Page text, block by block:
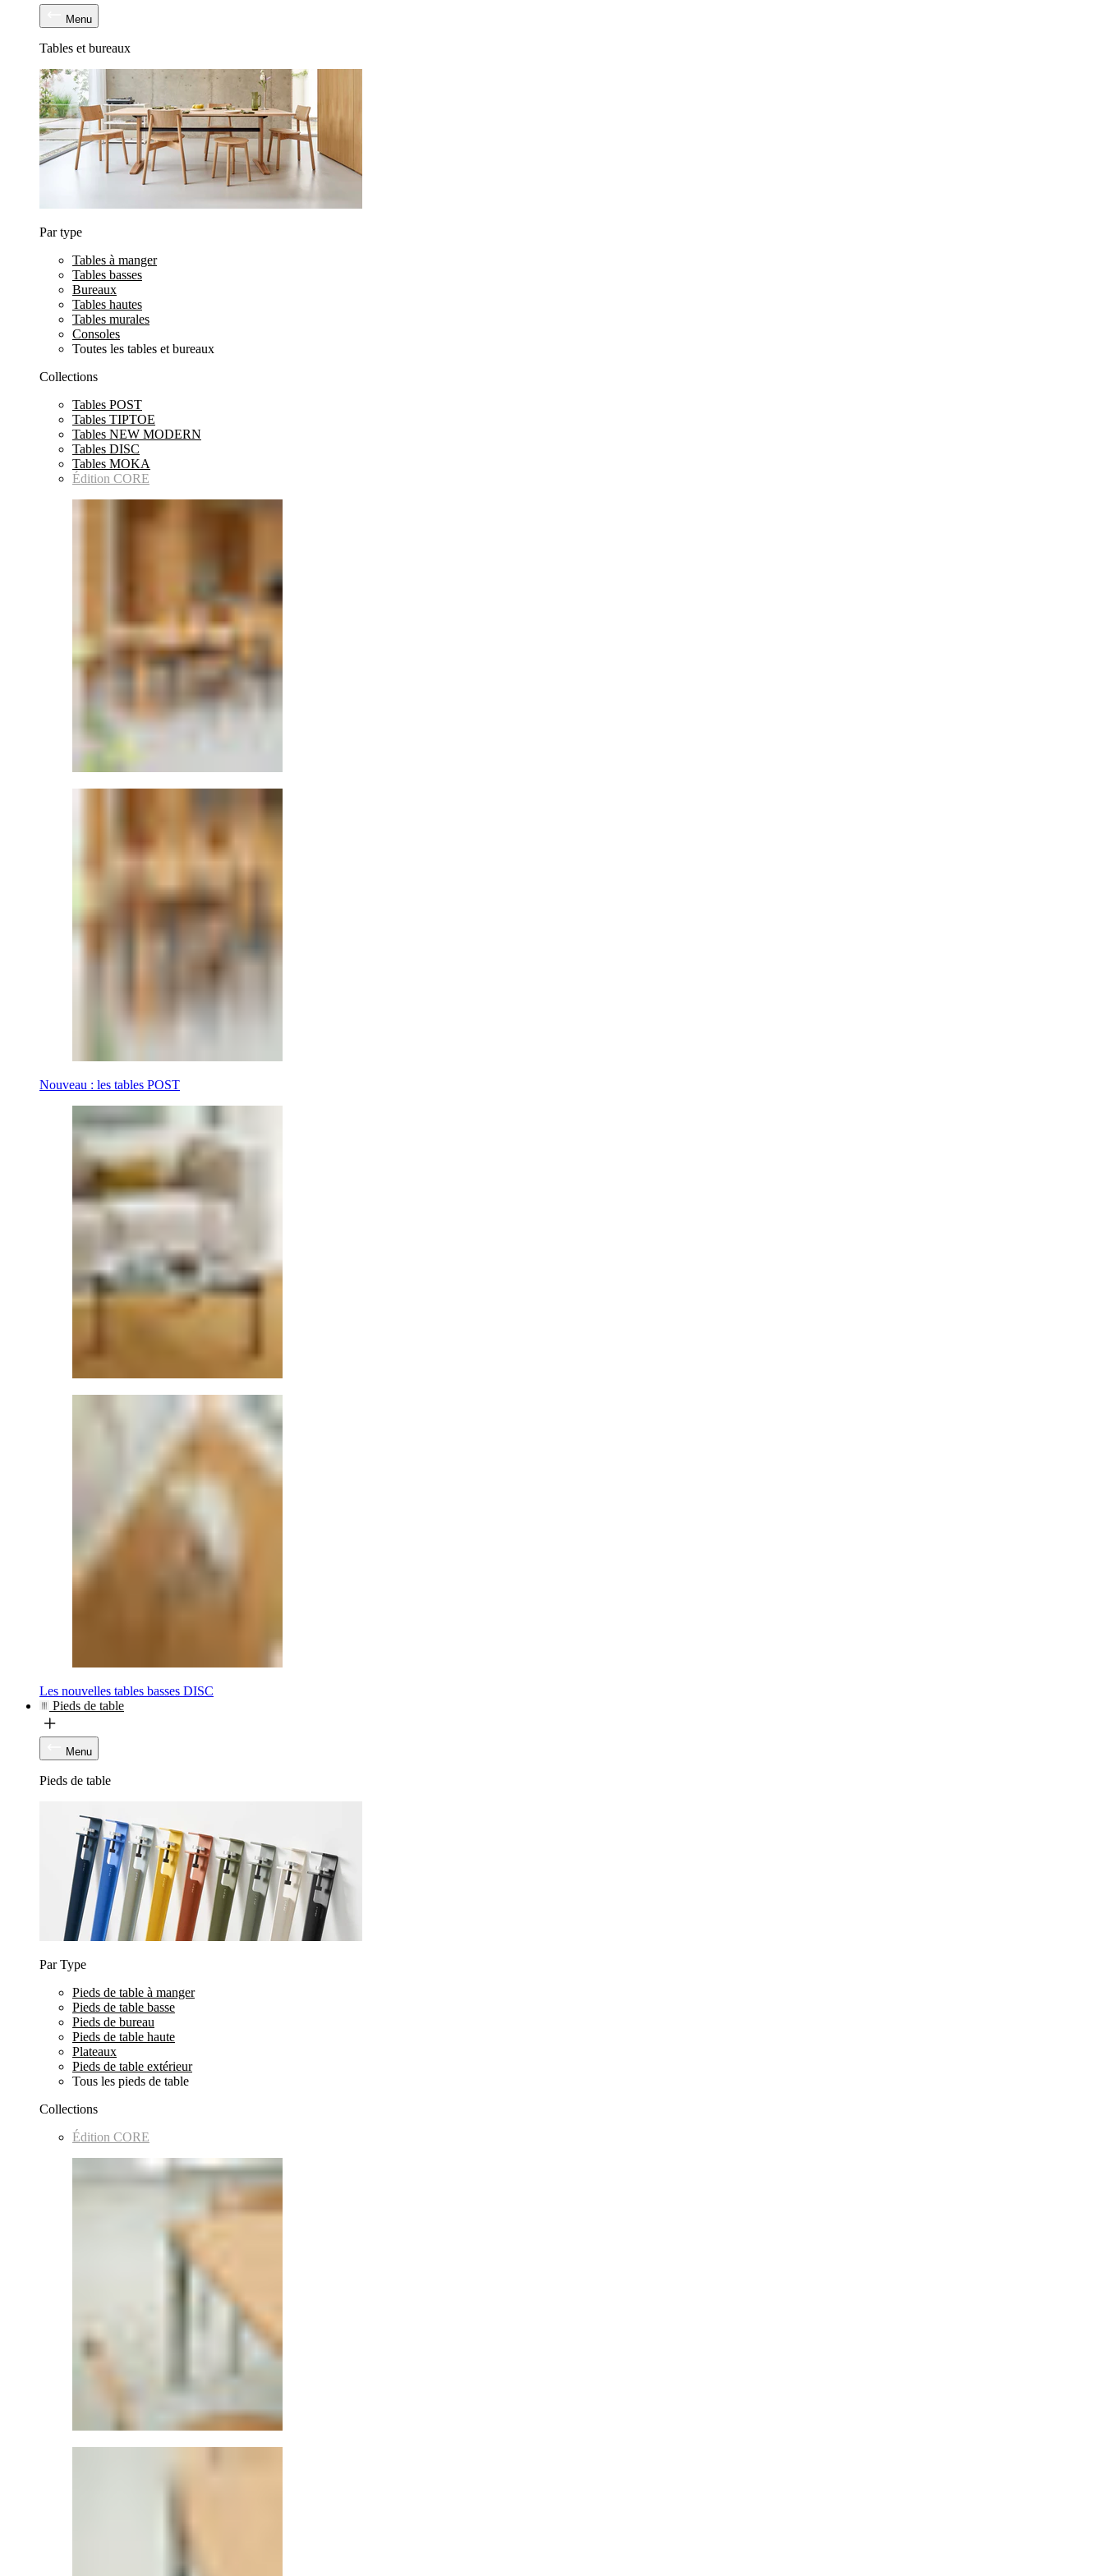
Menu
Tables et bureaux
Par type
Tables à manger
Tables basses
Bureaux
Tables hautes
Tables murales
Consoles
Toutes les tables et bureaux
Collections
Tables POST
Tables TIPTOE
Tables NEW MODERN
Tables DISC
Tables MOKA
Édition CORE
Nouveau : les tables POST
Les nouvelles tables basses DISC
Pieds de table
Menu
Pieds de table
Par Type
Pieds de table à manger
Pieds de table basse
Pieds de bureau
Pieds de table haute
Plateaux
Pieds de table extérieur
Tous les pieds de table
Collections
Édition CORE